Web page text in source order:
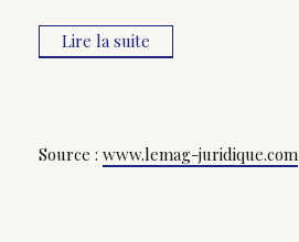
Source : www.lemag-juridique.com
Lire la suite